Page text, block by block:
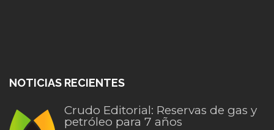
NOTICIAS RECIENTES
Crudo Editorial: Reservas de gas y
petróleo para 7 años